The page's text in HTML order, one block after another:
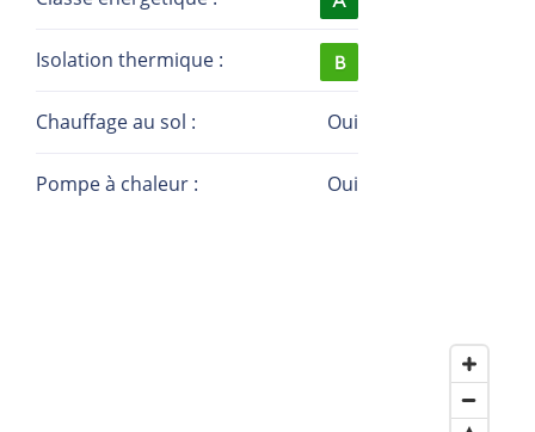
Isolation thermique :
Chauffage au sol : Oui
Pompe à chaleur : Oui